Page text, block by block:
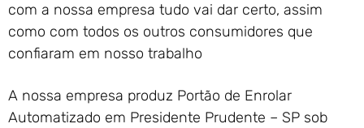
com a nossa empresa tudo vai dar certo, assim
como com todos os outros consumidores que
confiaram em nosso trabalho
A nossa empresa produz Portão de Enrolar
Automatizado em Presidente Prudente – SP sob